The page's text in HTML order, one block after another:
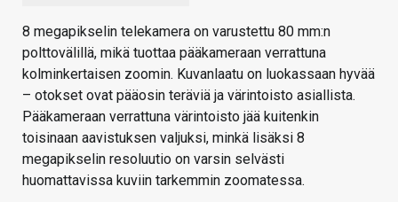
8 megapikselin telekamera on varustettu 80 mm:n
polttovälillä, mikä tuottaa pääkameraan verrattuna
kolminkertaisen zoomin. Kuvanlaatu on luokassaan hyvää
– otokset ovat pääosin teräviä ja värintoisto asiallista.
Pääkameraan verrattuna värintoisto jää kuitenkin
toisinaan aavistuksen valjuksi, minkä lisäksi 8
megapikselin resoluutio on varsin selvästi
huomattavissa kuviin tarkemmin zoomatessa.